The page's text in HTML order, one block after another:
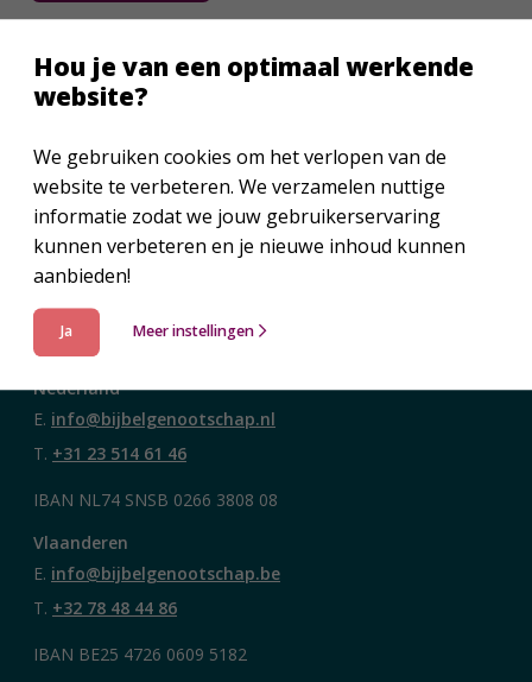
Contact
Nederland
E. info@bijbelgenootschap.nl
T. +31 23 514 61 46
IBAN NL74 SNSB 0266 3808 08
Vlaanderen
E. info@bijbelgenootschap.be
T. +32 78 48 44 86
IBAN BE25 4726 0609 5182
Hou je van een optimaal werkende
website?
We gebruiken cookies om het verlopen van de
website te verbeteren. We verzamelen nuttige
informatie zodat we jouw gebruikerservaring
kunnen verbeteren en je nieuwe inhoud kunnen
aanbieden!
Ja Meer instellingen